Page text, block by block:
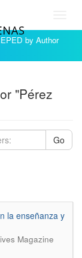
by Author
"Pérez
Go
la enseñanza y
Magazine